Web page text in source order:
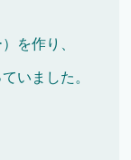
を作り、
いました。